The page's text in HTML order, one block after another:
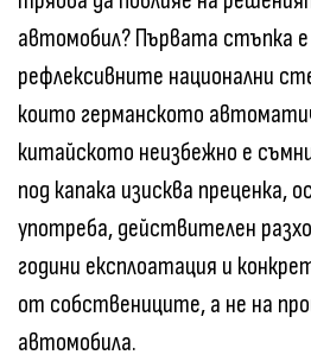
автомобил? Първата стъпка
рефлексивните национални
които германското
китайското неизбежно е
под капака изисква преценка,
употреба, действителен
години експлоатация и
от собствениците, а не на
автомобила.